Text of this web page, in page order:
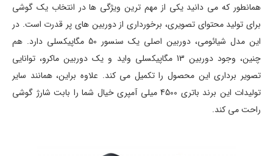
همانطور که می دانید یکی از مهم ترین ویژگی ها در انتخاب یک گوشی
برای تولید محتوای تصویری، برخورداری از دوربین های پر قدرت است. در
این مدل شیائومی، دوربین اصلی یک سنسور 50 مگاپیکسلی دارد. هم
چنین، وجود دوربین 13 مگاپیکسلی واید و یک دوربین ماکرو، توانایی
تصویر برداری این محصول را تکمیل می کند. علاوه براین، همانند سایر
تولیدات این برند باتری 4500 میلی آمپری خیال شما را بابت شارژ گوشی
راحت می کند.